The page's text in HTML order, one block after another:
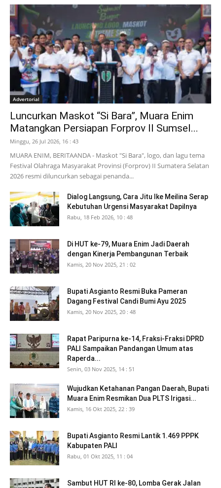
Advertorial
Luncurkan Maskot “Si Bara”, Muara Enim
Matangkan Persiapan Forprov II Sumsel...
Minggu, 26 Jul 2026, 16 : 43
MUARA ENIM, BERITAANDA - Maskot "Si Bara", logo, dan lagu tema
Festival Olahraga Masyarakat Provinsi (Forprov) II Sumatera Selatan
2026 resmi diluncurkan sebagai penanda...
Dialog Langsung, Cara Jitu Ike Meilina Serap
Kebutuhan Urgensi Masyarakat Dapilnya
Rabu, 18 Feb 2026, 10 : 48
Di HUT ke-79, Muara Enim Jadi Daerah
dengan Kinerja Pembangunan Terbaik
Kamis, 20 Nov 2025, 21 : 02
Bupati Asgianto Resmi Buka Pameran
Dagang Festival Candi Bumi Ayu 2025
Kamis, 20 Nov 2025, 20 : 48
Rapat Paripurna ke-14, Fraksi-Fraksi DPRD
PALI Sampaikan Pandangan Umum atas
Raperda...
Senin, 03 Nov 2025, 14 : 51
Wujudkan Ketahanan Pangan Daerah, Bupati
Muara Enim Resmikan Dua PLTS Irigasi...
Kamis, 16 Okt 2025, 22 : 39
Bupati Asgianto Resmi Lantik 1.469 PPPK
Kabupaten PALI
Rabu, 01 Okt 2025, 11 : 04
Sambut HUT RI ke-80, Lomba Gerak Jalan